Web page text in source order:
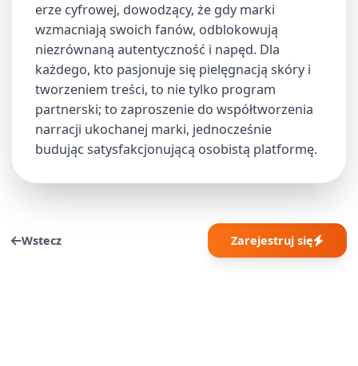
erze cyfrowej, dowodzący, że gdy marki
wzmacniają swoich fanów, odblokowują
niezrównaną autentyczność i napęd. Dla
każdego, kto pasjonuje się pielęgnacją skóry i
tworzeniem treści, to nie tylko program
partnerski; to zaproszenie do współtworzenia
narracji ukochanej marki, jednocześnie
budując satysfakcjonującą osobistą platformę.
Wstecz Zarejestruj się